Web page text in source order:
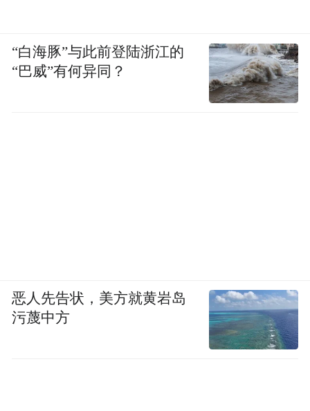
“白海豚”与此前登陆浙江的
“巴威”有何异同？
恶人先告状，美方就黄岩岛
污蔑中方